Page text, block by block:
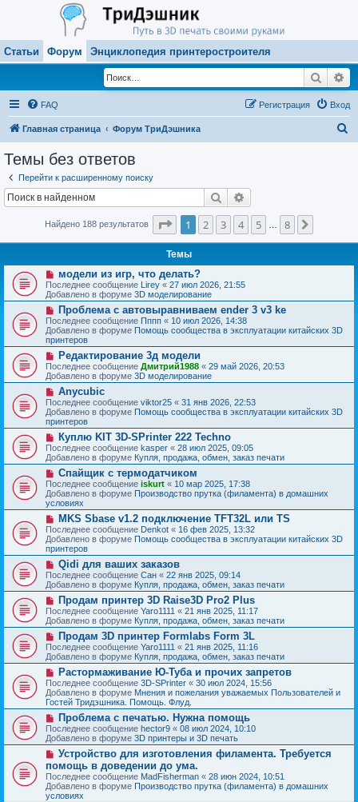
Статьи Форум Энциклопедия принтеростроителя
Поиск
FAQ Вход
Регистрация
Главная страница Форум ТриДэшника
Темы без ответов
Перейти к расширенному поиску
Поиск
Найдено 188 результатов Страница1 из
1 2 3 4 5 8
Темы
Н
о
в
о
с
о
о
б
щ
е
н
и
е
модели из игр, что делать?
Последнее сообщение Lirey « 27 июл 2026, 21:55
Добавлено в форуме 3D моделирование
Н
о
в
о
е
о
о
б
щ
е
н
и
е
Проблема с автовыравниваем ender 3 v3 ke
Последнее сообщение Пппп « 10 июл 2026, 14:38
Добавлено в форуме Помощь сообщества в эксплуатации китайских 3D
принтеров
Н
о
в
о
е
с
о
о
б
щ
е
н
и
е
Редактирование 3д модели
Последнее сообщение Дмитрий1988 « 29 май 2026, 20:53
Добавлено в форуме 3D моделирование
Н
о
в
о
е
о
о
б
щ
е
н
и
е
Anycubic
Последнее сообщение viktor25 « 31 янв 2026, 22:53
Добавлено в форуме Помощь сообщества в эксплуатации китайских 3D
принтеров
Н
о
в
о
е
с
о
о
б
щ
е
н
и
е
Куплю KIT 3D-SPrinter 222 Techno
Последнее сообщение kasper « 28 июл 2025, 09:05
Добавлено в форуме Купля, продажа, обмен, заказ печати
Н
о
в
о
е
о
о
б
щ
е
н
и
е
Спайщик с термодатчиком
Последнее сообщение iskurt « 10 мар 2025, 17:38
Добавлено в форуме Производство прутка (филамента) в домашних
условиях
Н
о
в
о
е
с
о
о
б
щ
е
н
и
е
MKS Sbase v1.2 подключение TFT32L или TS
Последнее сообщение Denkot « 16 фев 2025, 13:32
Добавлено в форуме Помощь сообщества в эксплуатации китайских 3D
принтеров
Н
о
в
о
с
о
о
б
щ
е
н
и
е
Qidi для ваших заказов
Последнее сообщение Сан « 22 янв 2025, 09:14
Добавлено в форуме Купля, продажа, обмен, заказ печати
Н
о
в
о
с
о
о
б
щ
е
н
и
е
Продам принтер 3D Raise3D Pro2 Plus
Последнее сообщение Yaro1111 « 21 янв 2025, 11:17
Добавлено в форуме Купля, продажа, обмен, заказ печати
Н
о
в
о
с
о
о
б
щ
е
н
и
е
Продам 3D принтер Formlabs Form 3L
Последнее сообщение Yaro1111 « 21 янв 2025, 11:16
Добавлено в форуме Купля, продажа, обмен, заказ печати
Н
о
в
о
е
о
о
б
щ
е
н
и
е
Растормаживание Ю-Туба и прочих запретов
Последнее сообщение 3D-SPrinter « 30 июл 2024, 15:56
Добавлено в форуме Мнения и пожелания уважаемых Пользователей и
Гостей Тридэшника. Помощь. Флуд.
Н
о
в
о
е
с
о
о
б
Проблема с печатью. Нужна помощь
Последнее сообщение hector9 « 08 июл 2024, 10:10
Добавлено в форуме 3D принтеры и 3D печать
Н
в
о
е
с
Устройство для изготовления филамента. Требуется
помощь в доведении до ума.
Последнее сообщение MadFisherman « 28 июн 2024, 10:51
Добавлено в форуме Производство прутка (филамента) в домашних
условиях